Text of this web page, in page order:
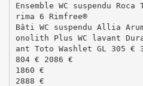
Ensemble WC suspendu
rima 6 Rimfree®
Bâti WC suspendu Allia
onolith Plus WC lavant
ant Toto Washlet GL 305 €
804 € 2086 €
1860 €
2888 €